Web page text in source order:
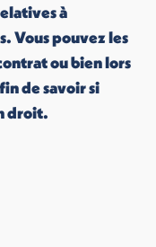
à
Vous pouvez les
ou bien lors
de savoir si
droit.